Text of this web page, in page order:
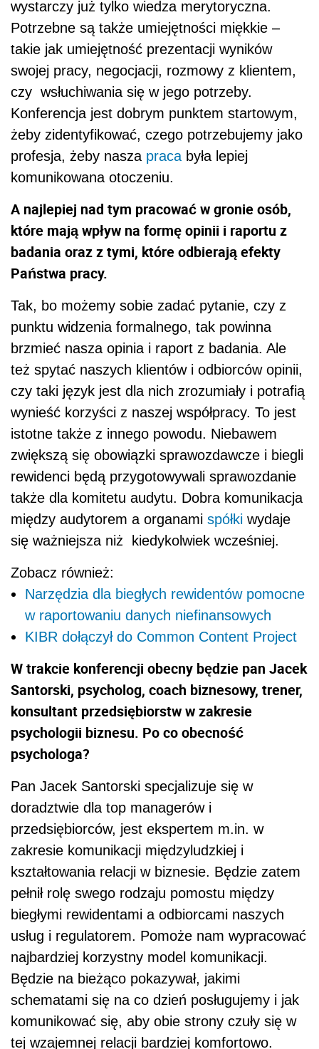
wystarczy już tylko wiedza merytoryczna.
Potrzebne są także umiejętności miękkie –
takie jak umiejętność prezentacji wyników
swojej pracy, negocjacji, rozmowy z klientem,
czy wsłuchiwania się w jego potrzeby.
Konferencja jest dobrym punktem startowym,
żeby zidentyfikować, czego potrzebujemy jako
profesja, żeby nasza praca była lepiej
komunikowana otoczeniu.
A najlepiej nad tym pracować w gronie osób,
które mają wpływ na formę opinii i raportu z
badania oraz z tymi, które odbierają efekty
Państwa pracy.
Tak, bo możemy sobie zadać pytanie, czy z
punktu widzenia formalnego, tak powinna
brzmieć nasza opinia i raport z badania. Ale
też spytać naszych klientów i odbiorców opinii,
czy taki język jest dla nich zrozumiały i potrafią
wynieść korzyści z naszej współpracy. To jest
istotne także z innego powodu. Niebawem
zwiększą się obowiązki sprawozdawcze i biegli
rewidenci będą przygotowywali sprawozdanie
także dla komitetu audytu. Dobra komunikacja
między audytorem a organami spółki wydaje
się ważniejsza niż kiedykolwiek wcześniej.
Zobacz również:
Narzędzia dla biegłych rewidentów pomocne
w raportowaniu danych niefinansowych
KIBR dołączył do Common Content Project
W trakcie konferencji obecny będzie pan Jacek
Santorski, psycholog, coach biznesowy, trener,
konsultant przedsiębiorstw w zakresie
psychologii biznesu. Po co obecność
psychologa?
Pan Jacek Santorski specjalizuje się w
doradztwie dla top managerów i
przedsiębiorców, jest ekspertem m.in. w
zakresie komunikacji międzyludzkiej i
kształtowania relacji w biznesie. Będzie zatem
pełnił rolę swego rodzaju pomostu między
biegłymi rewidentami a odbiorcami naszych
usług i regulatorem. Pomoże nam wypracować
najbardziej korzystny model komunikacji.
Będzie na bieżąco pokazywał, jakimi
schematami się na co dzień posługujemy i jak
komunikować się, aby obie strony czuły się w
tej wzajemnej relacji bardziej komfortowo.